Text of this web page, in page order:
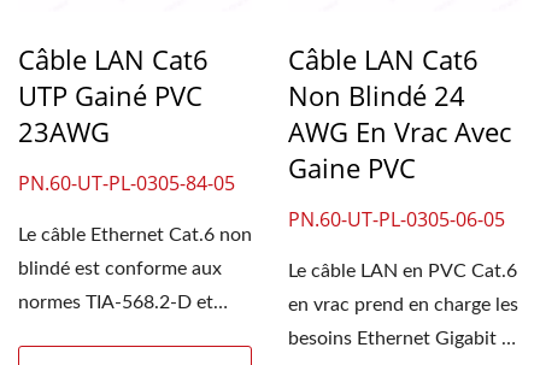
Câble LAN Cat6
UTP Gainé PVC
23AWG
PN.60-UT-PL-0305-84-05
Le câble Ethernet Cat.6 non
blindé est conforme aux
normes TIA-568.2-D et
Câble LAN Cat6
Non Blindé 24
AWG En Vrac Avec
Gaine PVC
PN.60-UT-PL-0305-06-05
Le câble LAN en PVC Cat.6
en vrac prend en charge les
besoins Ethernet Gigabit et